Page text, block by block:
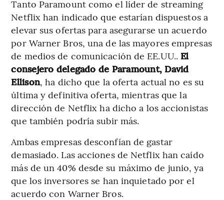
Tanto Paramount como el líder de streaming
Netflix han indicado que estarían dispuestos a
elevar sus ofertas para asegurarse un acuerdo
por Warner Bros, una de las mayores empresas
de medios de comunicación de EE.UU.. El
consejero delegado de Paramount, David
Ellison, ha dicho que la oferta actual no es su
última y definitiva oferta, mientras que la
dirección de Netflix ha dicho a los accionistas
que también podría subir más.
Ambas empresas desconfían de gastar
demasiado. Las acciones de Netflix han caído
más de un 40% desde su máximo de junio, ya
que los inversores se han inquietado por el
acuerdo con Warner Bros.